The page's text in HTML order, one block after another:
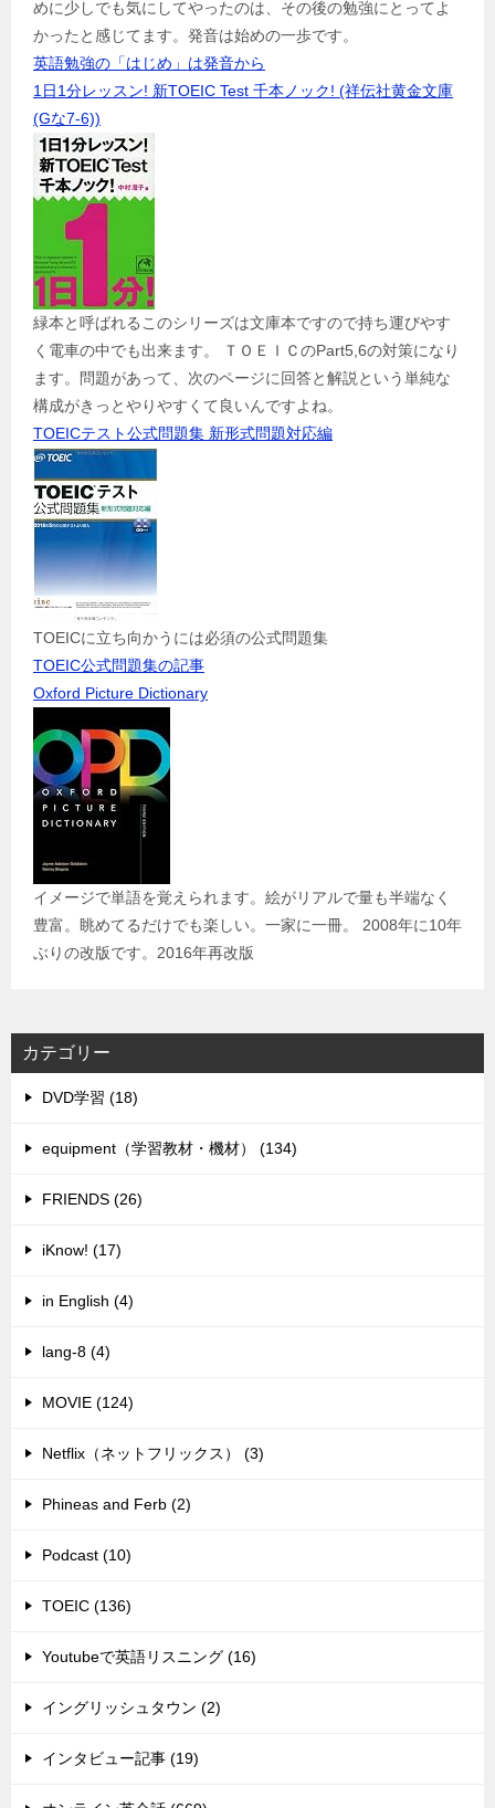
めに少しでも気にしてやったのは、その後の勉強にとってよ
かったと感じてます。発音は始めの一歩です。
英語勉強の「はじめ」は発音から
1日1分レッスン! 新TOEIC Test 千本ノック! (祥伝社黄金文庫
(Gな7-6))
緑本と呼ばれるこのシリーズは文庫本ですので持ち運びやす
く電車の中でも出来ます。 ＴＯＥＩＣのPart5,6の対策になり
ます。問題があって、次のページに回答と解説という単純な
構成がきっとやりやすくて良いんですよね。
TOEICテスト公式問題集 新形式問題対応編
TOEICに立ち向かうには必須の公式問題集
TOEIC公式問題集の記事
Oxford Picture Dictionary
イメージで単語を覚えられます。絵がリアルで量も半端なく
豊富。眺めてるだけでも楽しい。一家に一冊。 2008年に10年
ぶりの改版です。2016年再改版
カテゴリー
DVD学習 (18)
equipment（学習教材・機材） (134)
FRIENDS (26)
iKnow! (17)
in English (4)
lang-8 (4)
MOVIE (124)
Netflix（ネットフリックス） (3)
Phineas and Ferb (2)
Podcast (10)
TOEIC (136)
Youtubeで英語リスニング (16)
イングリッシュタウン (2)
インタビュー記事 (19)